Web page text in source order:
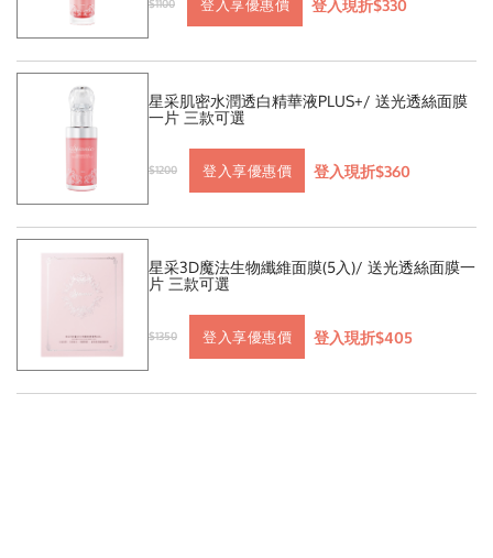
$1100 登入享優惠價 登入現折$330
星采肌密水潤透白精華液PLUS+/ 送光透絲面膜
一片 三款可選
$1200 登入享優惠價 登入現折$360
星采3D魔法生物纖維面膜(5入)/ 送光透絲面膜一
片 三款可選
$1350 登入享優惠價 登入現折$405